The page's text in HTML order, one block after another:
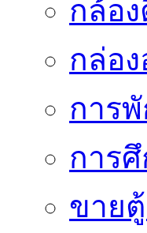
กล้อ
กล่อ
การ
การ
ขาย